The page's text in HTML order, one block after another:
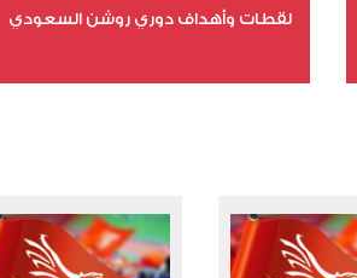
لقطات وأهداف دوري روشن السعودي